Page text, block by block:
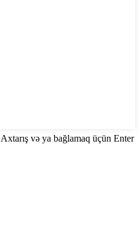
Axtarış və ya bağlamaq üçün Enter